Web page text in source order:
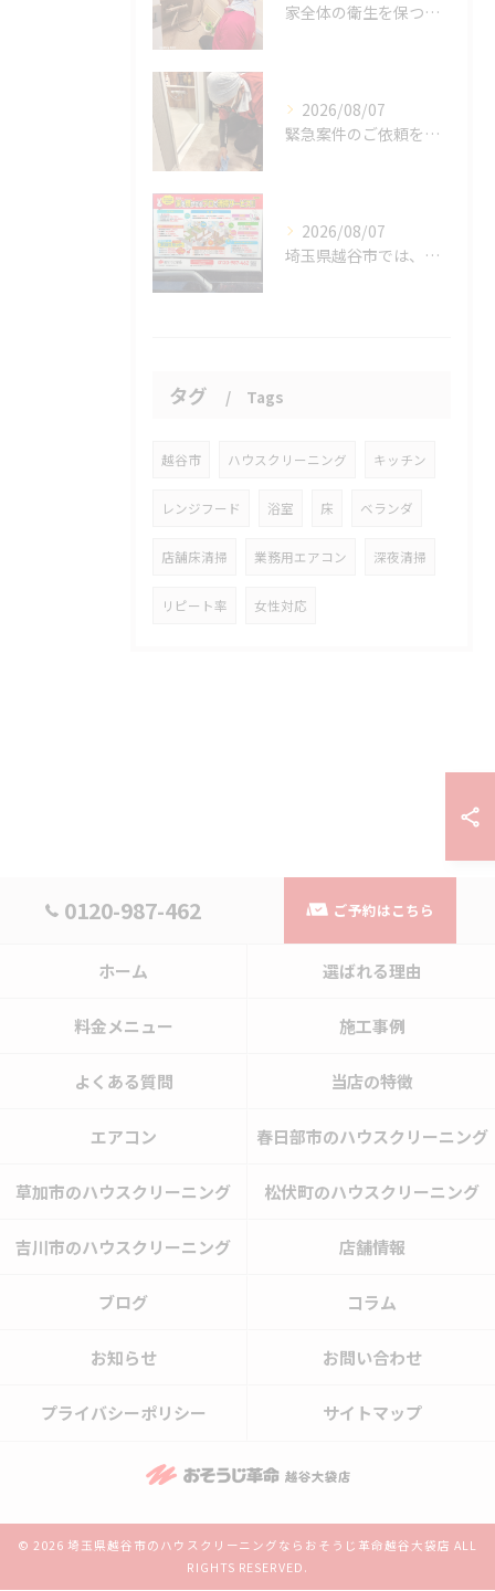
家全体の衛生を保つ鍵。
2026/08/07
緊急案件のご依頼をいただきました。
2026/08/07
埼玉県越谷市では、働きながら子育てをする家庭が増える中、ハウ...
タグ Tags
越谷市 ハウスクリーニング キッチン
レンジフード 浴室 床 ベランダ
店舗床清掃 業務用エアコン 深夜清掃
リピート率 女性対応
0120-987-462 ご予約はこちら
ホーム 選ばれる理由
料金メニュー 施工事例
よくある質問 当店の特徴
エアコン 春日部市のハウスクリーニング
草加市のハウスクリーニング 松伏町のハウスクリーニング
吉川市のハウスクリーニング 店舗情報
ブログ コラム
お知らせ お問い合わせ
プライバシーポリシー サイトマップ
© 2026 埼玉県越谷市のハウスクリーニングならおそうじ革命越谷大袋店 ALL
RIGHTS RESERVED.